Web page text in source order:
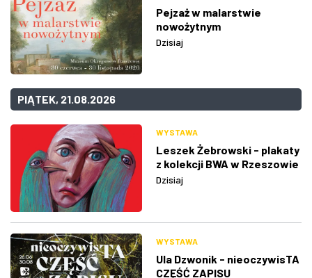
Pejzaż w malarstwie
nowożytnym
Dzisiaj
PIĄTEK, 21.08.2026
WYSTAWA
Leszek Żebrowski - plakaty
z kolekcji BWA w Rzeszowie
Dzisiaj
WYSTAWA
Ula Dzwonik - nieoczywisTA
CZĘŚĆ ZAPISU